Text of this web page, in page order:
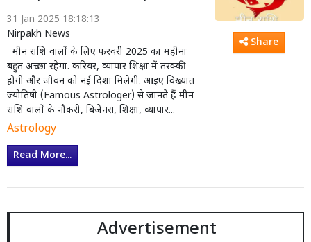
31 Jan 2025 18:18:13
Nirpakh News
मीन राशि वालों के लिए फरवरी 2025 का महीना
बहुत अच्छा रहेगा. करियर, व्यापार शिक्षा में तरक्की
होगी और जीवन को नई दिशा मिलेगी. आइए विख्यात
ज्योतिषी (Famous Astrologer) से जानते हैं मीन
राशि वालों के नौकरी, बिजेनस, शिक्षा, व्यापार...
Astrology
Read More...
Share
Advertisement